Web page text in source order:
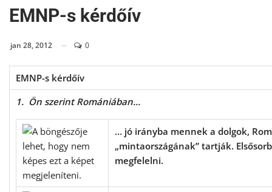
EMNP-s kérdőív
jan 28, 2012 0
EMNP-s kérdőív
1. Ön szerint Romániában…
… jó irányba mennek a dolgok,
„mintaországának” tartják.
megfelelni.